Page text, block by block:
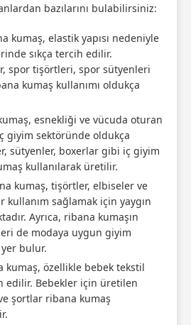
bazılarını bulabilirsiniz:
kumaş, elastik yapısı nedeniyle
sıkça tercih edilir.
spor tişörtleri, spor sütyenleri
kumaş kullanımı oldukça
esnekliği ve vücuda oturan
giyim sektöründe oldukça
sütyenler, boxerlar gibi iç giyim
kullanılarak üretilir.
kumaş, tişörtler, elbiseler ve
sağlamak için yaygın
Ayrıca, ribana kumaşın
de modaya uygun giyim
bulur.
kumaş, özellikle bebek tekstil
edilir. Bebekler için üretilen
şortlar ribana kumaş